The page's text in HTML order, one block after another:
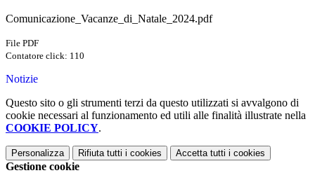
Comunicazione_Vacanze_di_Natale_2024.pdf
File PDF
Contatore click: 110
Notizie
Questo sito o gli strumenti terzi da questo utilizzati si avvalgono di
cookie necessari al funzionamento ed utili alle finalità illustrate nella
COOKIE POLICY.
Personalizza Rifiuta tutti i cookies Accetta tutti i cookies
Gestione cookie